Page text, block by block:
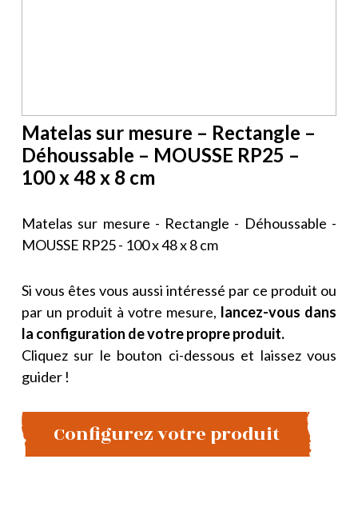
Matelas sur mesure – Rectangle –
Déhoussable – MOUSSE RP25 –
100 x 48 x 8 cm
Matelas sur mesure - Rectangle - Déhoussable -
MOUSSE RP25 - 100 x 48 x 8 cm
Si vous êtes vous aussi intéressé par ce produit ou
par un produit à votre mesure, lancez-vous dans
la configuration de votre propre produit.
Cliquez sur le bouton ci-dessous et laissez vous
guider !
Configurez votre produit